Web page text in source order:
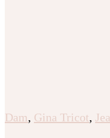
Dam, Gina Tricot,